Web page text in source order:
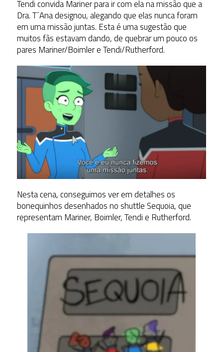
Tendi convida Mariner para ir com ela na missão que a
Dra. T´Ana designou, alegando que elas nunca foram
em uma missão juntas. Esta é uma sugestão que
muitos fãs estavam dando, de quebrar um pouco os
pares Mariner/Boimler e Tendi/Rutherford.
Nesta cena, conseguimos ver em detalhes os
bonequinhos desenhados no shuttle Sequoia, que
representam Mariner, Boimler, Tendi e Rutherford.